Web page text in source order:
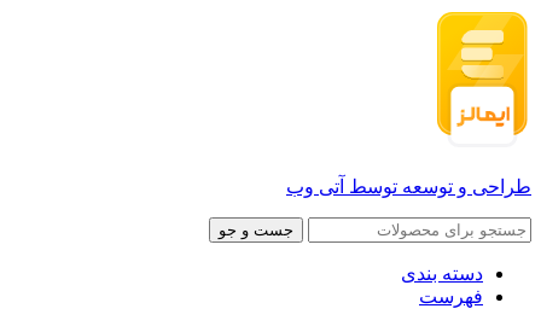
طراحی و توسعه توسط آتی وب
جست و جو
دسته بندی
فهرست